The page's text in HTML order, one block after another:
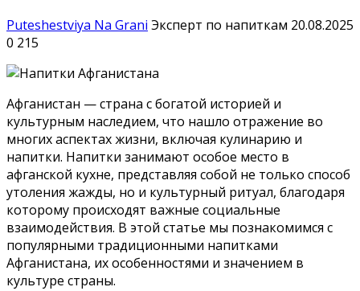
Puteshestviya Na Grani Эксперт по напиткам 20.08.2025
0 215
Афганистан — страна с богатой историей и
культурным наследием, что нашло отражение во
многих аспектах жизни, включая кулинарию и
напитки. Напитки занимают особое место в
афганской кухне, представляя собой не только способ
утоления жажды, но и культурный ритуал, благодаря
которому происходят важные социальные
взаимодействия. В этой статье мы познакомимся с
популярными традиционными напитками
Афганистана, их особенностями и значением в
культуре страны.